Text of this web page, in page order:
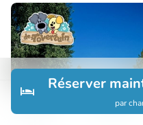
Rechercher
Réserver
par